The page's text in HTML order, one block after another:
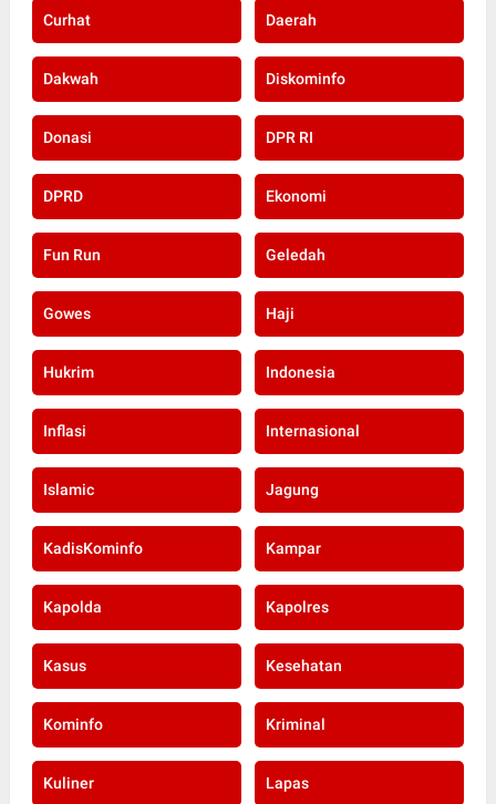
Curhat Daerah
Dakwah Diskominfo
Donasi DPR RI
DPRD Ekonomi
Fun Run Geledah
Gowes Haji
Hukrim Indonesia
Inflasi Internasional
Islamic Jagung
KadisKominfo Kampar
Kapolda Kapolres
Kasus Kesehatan
Kominfo Kriminal
Kuliner Lapas